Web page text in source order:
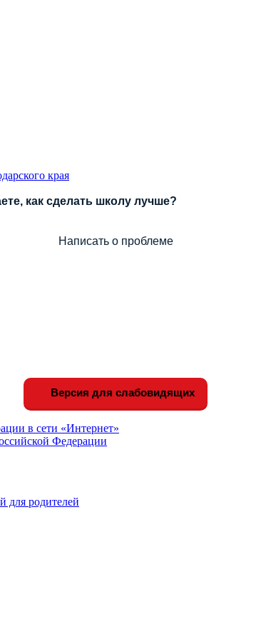
края
как сделать школу лучше?
Написать о проблеме
Версия для слабовидящих
в сети «Интернет»
Федерации
для родителей